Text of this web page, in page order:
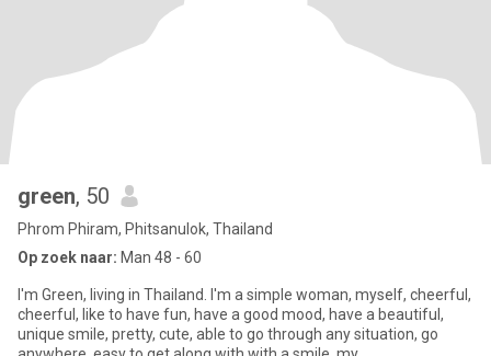
green, 50
Phrom Phiram, Phitsanulok, Thailand
Op zoek naar: Man 48 - 60
I'm Green, living in Thailand. I'm a simple woman, myself, cheerful,
cheerful, like to have fun, have a good mood, have a beautiful,
unique smile, pretty, cute, able to go through any situation, go